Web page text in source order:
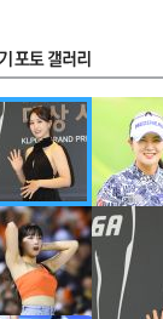
본 뉴스
스포츠